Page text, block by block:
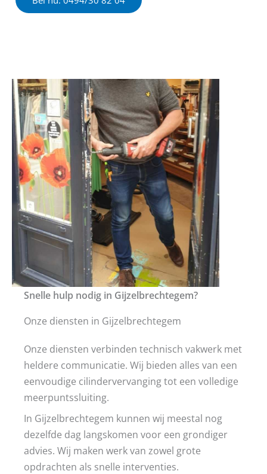
Snelle hulp nodig in Gijzelbrechtegem?
Onze diensten in Gijzelbrechtegem
Onze diensten verbinden technisch vakwerk met
heldere communicatie. Wij bieden alles van een
eenvoudige cilindervervanging tot een volledige
meerpuntssluiting.
In Gijzelbrechtegem kunnen wij meestal nog
dezelfde dag langskomen voor een grondiger
advies. Wij maken werk van zowel grote
opdrachten als snelle interventies.